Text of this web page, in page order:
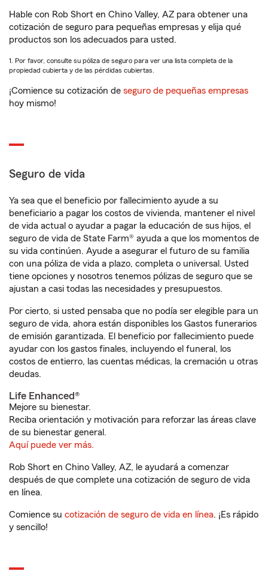
Hable con Rob Short en Chino Valley, AZ para obtener una
cotización de seguro para pequeñas empresas y elija qué
productos son los adecuados para usted.
1. Por favor, consulte su póliza de seguro para ver una lista completa de la
propiedad cubierta y de las pérdidas cubiertas.
¡Comience su cotización de seguro de pequeñas empresas
hoy mismo!
Seguro de vida
Ya sea que el beneficio por fallecimiento ayude a su
beneficiario a pagar los costos de vivienda, mantener el nivel
de vida actual o ayudar a pagar la educación de sus hijos, el
seguro de vida de State Farm® ayuda a que los momentos de
su vida continúen. Ayude a asegurar el futuro de su familia
con una póliza de vida a plazo, completa o universal. Usted
tiene opciones y nosotros tenemos pólizas de seguro que se
ajustan a casi todas las necesidades y presupuestos.
Por cierto, si usted pensaba que no podía ser elegible para un
seguro de vida, ahora están disponibles los Gastos funerarios
de emisión garantizada. El beneficio por fallecimiento puede
ayudar con los gastos finales, incluyendo el funeral, los
costos de entierro, las cuentas médicas, la cremación u otras
deudas.
Life Enhanced®
Mejore su bienestar.
Reciba orientación y motivación para reforzar las áreas clave
de su bienestar general.
Aquí puede ver más.
Rob Short en Chino Valley, AZ, le ayudará a comenzar
después de que complete una cotización de seguro de vida
en línea.
Comience su cotización de seguro de vida en línea. ¡Es rápido
y sencillo!